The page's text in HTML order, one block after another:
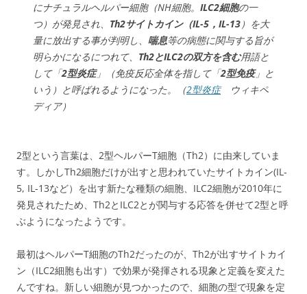
にナチュラルヘルパー細胞（NH細胞。 ILC2細胞の一
つ）が発見され、 Th2サイトカイン（IL-5，IL-13）を大
量に放出する事が判明し、 喘息等の病態に関与する旨が
明らかになるにつれて、 Th2とILC2の双方を含む用語と
して「2型炎症」（免疫反応全体を指して「2型免疫」と
いう）と呼ばれるようになった。（2型炎症ウィキペ
ディア）
2型という言葉は、2型ヘルパーT細胞（Th2）に由来していま
す。しかしTh2細胞だけが出すと思われていたサイトカイン(IL-
5, IL-13など）を出す新たな種類の細胞、ILC2細胞が2010年に
発見されたため、Th2とILC2とが関与する応答を併せて2型と呼
ぶようになったようです。
最初はヘルパーT細胞のTh2だったのが、Th2が出すサイトカイ
ン（ILC2細胞も出す）で効果が発揮される現象と定義を変えた
んですね。新しい細胞が見つかったので、細胞の型で現象を定